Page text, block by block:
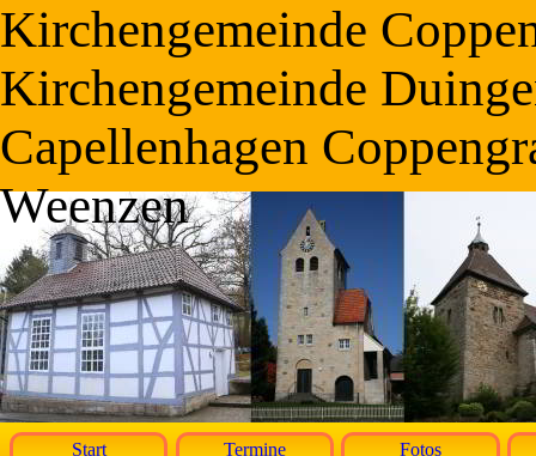
Kirchengemeinde
Kirchengemeinde
Capellenhagen
Weenzen
Start Termine Fotos